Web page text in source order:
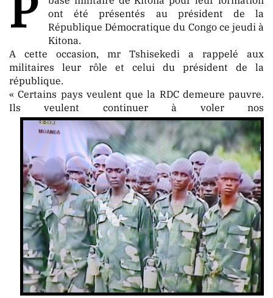
Aucune
Tendance
Politique
PUBLICATION
MARKET
ont été présentés au président de la
République Démocratique du Congo ce jeudi à
Kitona.
A cette occasion, mr Tshisekedi a rappelé aux
militaires leur rôle et celui du président de la
république.
« Certains pays veulent que la RDC demeure pauvre.
Ils veulent continuer à voler nos